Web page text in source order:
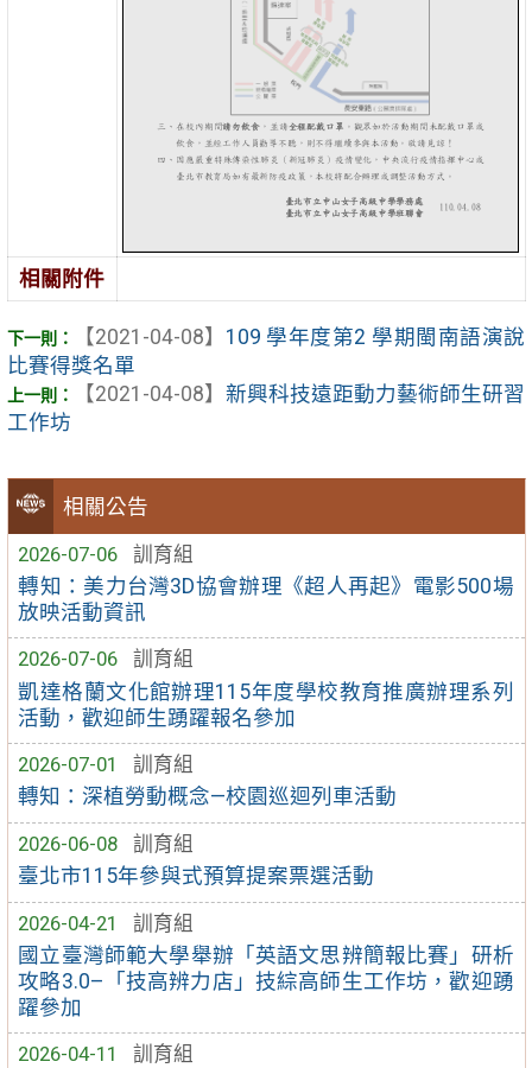
相關公告
2026-07-06
訓育組
轉知：美力台灣3D協會辦理《超人再起》電影500場
放映活動資訊
2026-07-06
訓育組
凱達格蘭文化館辦理115年度學校教育推廣辦理系列
活動，歡迎師生踴躍報名參加
2026-07-01
訓育組
轉知：深植勞動概念—校園巡迴列車活動
2026-06-08
訓育組
臺北市115年參與式預算提案票選活動
2026-04-21
訓育組
國立臺灣師範大學舉辦「英語文思辨簡報比賽」研析
攻略3.0–「技高辨力店」技綜高師生工作坊，歡迎踴
躍參加
2026-04-11
訓育組
相關附件
【2021-04-08】 109 學年度第2 學期閩南語演說
比賽得獎名單
【2021-04-08】 新興科技遠距動力藝術師生研習
工作坊